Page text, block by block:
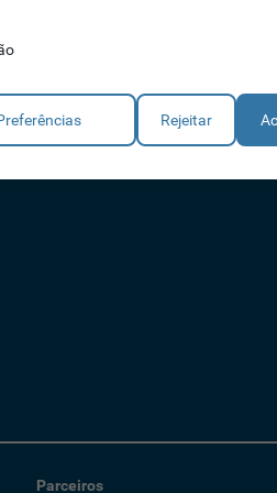
conseguirá definir quem, quando
Parceiros
Rejeitar